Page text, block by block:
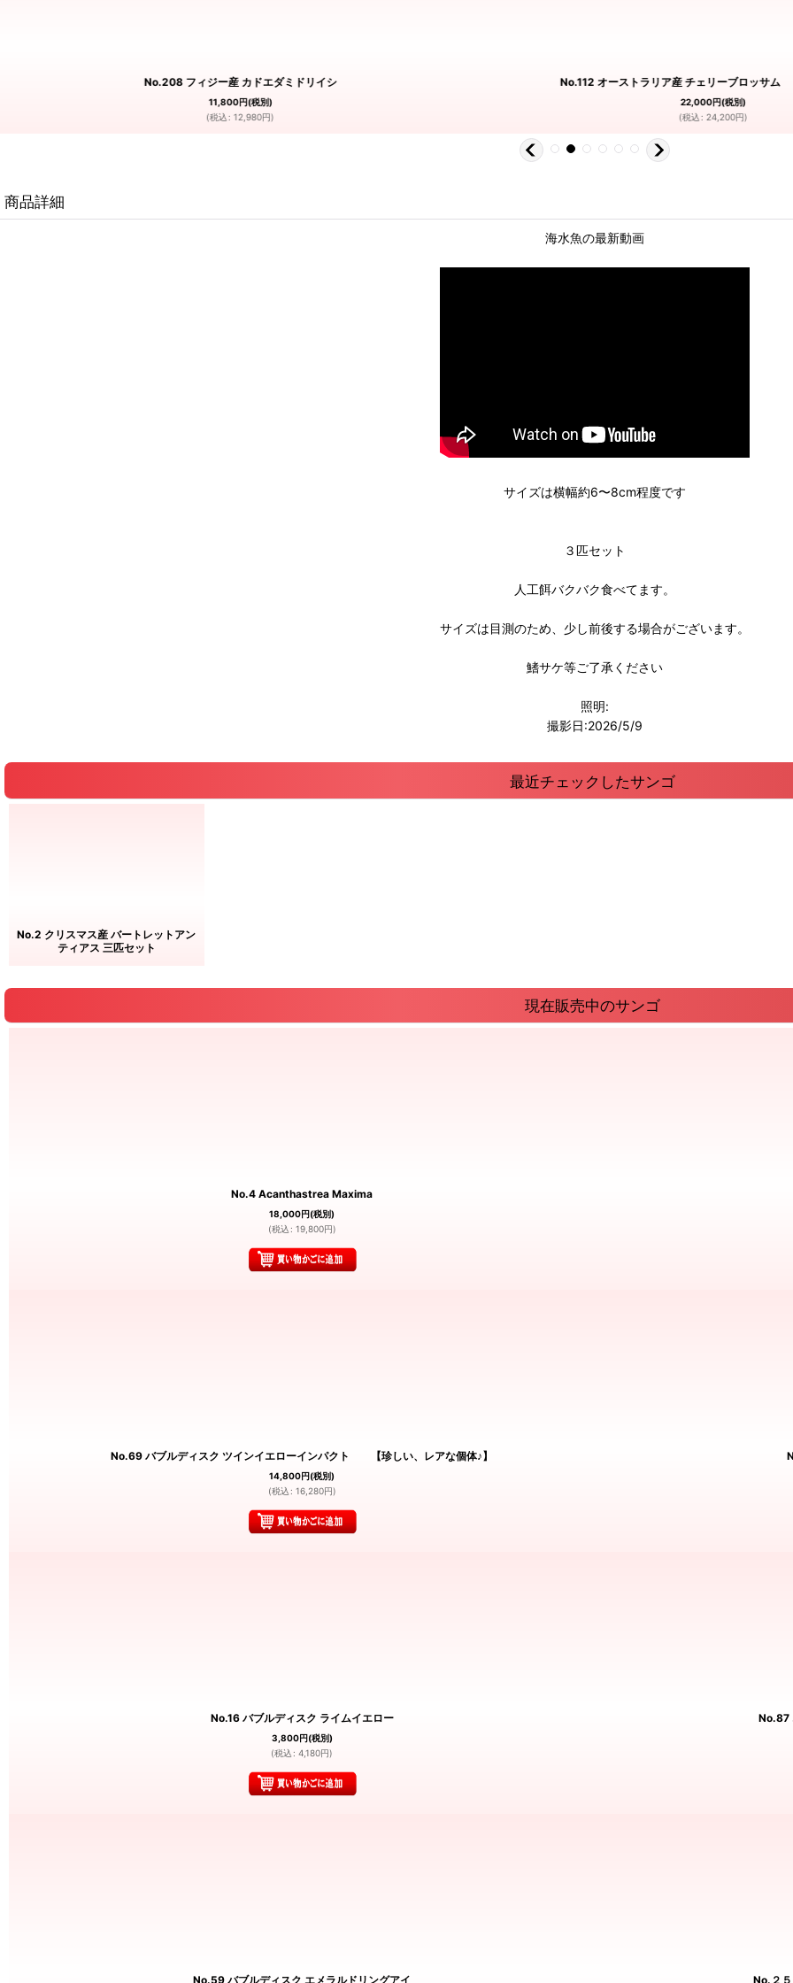
No.208 フィジー産 カドエダミドリイシ
11,800円(税別)
(税込: 12,980円)
No.112 オーストラリア産 チェリーブロッサ
22,000円(税別)
(税込: 24,200円)
商品詳細
海水魚の最新動画
サイズは横幅約6〜8cm程度です
３匹セット
人工餌バクバク食べてます。
サイズは目測のため、少し前後する場合がございます。
鰭サケ等ご了承ください
照明:
撮影日:2026/5/9
最近チェックしたサンゴ
No.2 クリスマス産 バートレットアン
ティアス 三匹セット
現在販売中のサンゴ
No.4 Acanthastrea Maxima
18,000円(税別)
(税込 : 19,800円)
No.69 バブルディスク ツインイエローインパクト 【珍しい、レアな個体♪】
14,800円(税別)
(税込 : 16,280円)
No.16 バブルディスク ライムイエロー
3,800円(税別)
(税込 : 4,180円)
No.87
No.59 バブルディスク エメラルドリングアイ No.２